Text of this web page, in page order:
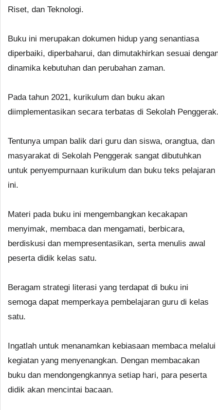
Riset, dan Teknologi.
Buku ini merupakan dokumen hidup yang senantiasa
diperbaiki, diperbaharui, dan dimutakhirkan sesuai
dinamika kebutuhan dan perubahan zaman.
Pada tahun 2021, kurikulum dan buku akan
diimplementasikan secara terbatas di Sekolah
Tentunya umpan balik dari guru dan siswa, orangtua, dan
masyarakat di Sekolah Penggerak sangat dibutuhkan
untuk penyempurnaan kurikulum dan buku teks pelajaran
ini.
Materi pada buku ini mengembangkan kecakapan
menyimak, membaca dan mengamati, berbicara,
berdiskusi dan mempresentasikan, serta menulis awal
peserta didik kelas satu.
Beragam strategi literasi yang terdapat di buku ini
semoga dapat memperkaya pembelajaran guru di kelas
satu.
Ingatlah untuk menanamkan kebiasaan membaca melalui
kegiatan yang menyenangkan. Dengan membacakan
buku dan mendongengkannya setiap hari, para peserta
didik akan mencintai bacaan.